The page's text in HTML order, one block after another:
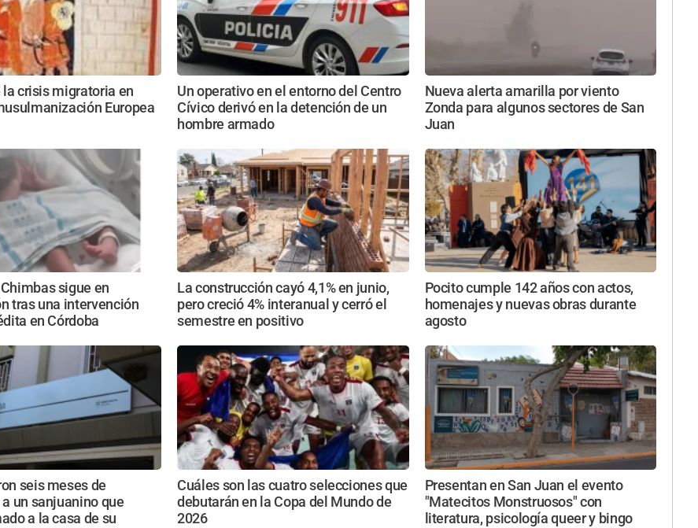
la crisis migratoria en
Europea
Un operativo en el entorno del Centro
Cívico derivó en la detención de un
hombre armado
Nueva alerta amarilla por viento
Zonda para algunos sectores de San
Juan
sigue en
tras una intervención
en Córdoba
La construcción cayó 4,1% en junio,
pero creció 4% interanual y cerró el
semestre en positivo
Pocito cumple 142 años con actos,
homenajes y nuevas obras durante
agosto
seis meses de
un sanjuanino que
a la casa de su
Cuáles son las cuatro selecciones que
debutarán en la Copa del Mundo de
2026
Presentan en San Juan el evento
"Matecitos Monstruosos" con
literatura, psicología queer y bingo